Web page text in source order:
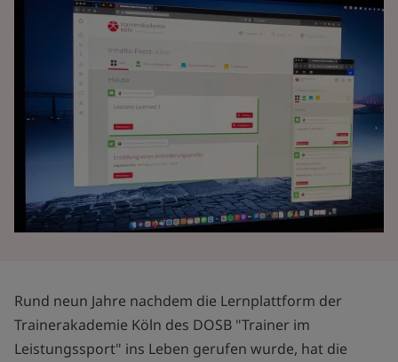
Rund neun Jahre nachdem die Lernplattform der
Trainerakademie Köln des DOSB "Trainer im
Leistungssport" ins Leben gerufen wurde, hat die